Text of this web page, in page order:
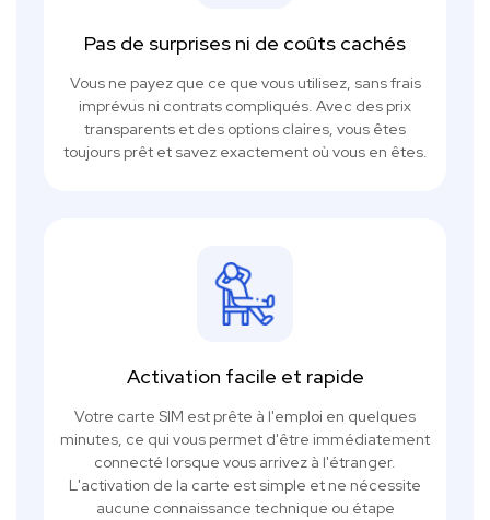
Pas de surprises ni de coûts cachés
Vous ne payez que ce que vous utilisez, sans frais
imprévus ni contrats compliqués. Avec des prix
transparents et des options claires, vous êtes
toujours prêt et savez exactement où vous en êtes.
Activation facile et rapide
Votre carte SIM est prête à l'emploi en quelques
minutes, ce qui vous permet d'être immédiatement
connecté lorsque vous arrivez à l'étranger.
L'activation de la carte est simple et ne nécessite
aucune connaissance technique ou étape